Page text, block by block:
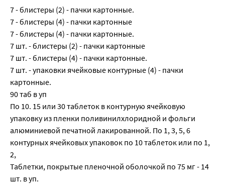
7 - блистеры (2) - пачки картонные.
7 - блистеры (4) - пачки картонные
7 - блистеры (4) - пачки картонные.
7 шт. - блистеры (2) - пачки картонные
7 шт. - блистеры (4) - пачки картонные.
7 шт. - упаковки ячейковые контурные (4) - пачки
картонные.
90 таб в уп
По 10. 15 или 30 таблеток в контурную ячейковую
упаковку из пленки поливинилхлоридной и фольги
алюминиевой печатной лакированной. По 1, 3, 5, 6
контурных ячейковых упаковок по 10 таблеток или по 1,
2,
Таблетки, покрытые пленочной оболочкой по 75 мг - 14
шт. в уп.